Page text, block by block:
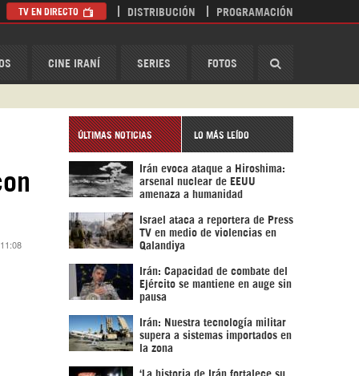
CINE IRANÍ SERIES FOTOS
TV EN DIRECTO DISTRIBUCIÓN PROGRAMACIÓN
ÚLTIMAS NOTICIAS LO MÁS LEÍDO
Irán evoca ataque a Hiroshima:
arsenal nuclear de EEUU
amenaza a humanidad
Israel ataca a reportera de Press
TV en medio de violencias en
Qalandiya
Irán: Capacidad de combate del
Ejército se mantiene en auge sin
pausa
Irán: Nuestra tecnología militar
supera a sistemas importados en
la zona
‘La historia de Irán fortalece su